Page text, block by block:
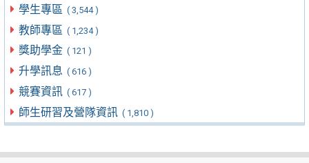
學生專區 ( 3,544 )
教師專區 ( 1,234 )
獎助學金 ( 121 )
升學訊息 ( 616 )
競賽資訊 ( 617 )
師生研習及營隊資訊 ( 1,810 )